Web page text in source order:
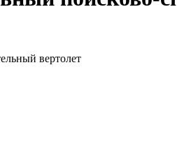
вертолет